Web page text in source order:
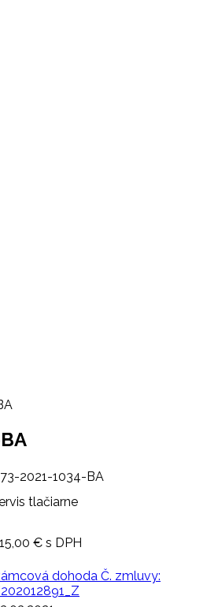
2021-1034-BA
tlačiarne
€ s DPH
dohoda Č. zmluvy: